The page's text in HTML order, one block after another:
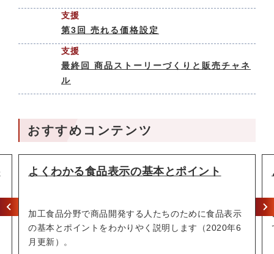
支援
第3回 売れる価格設定
支援
最終回 商品ストーリーづくりと販売チャネ
ル
おすすめコンテンツ
よくわかる食品表示の基本とポイント
加工食品分野で商品開発する人たちのために食品表示
の基本とポイントをわかりやく説明します（2020年6
月更新）。